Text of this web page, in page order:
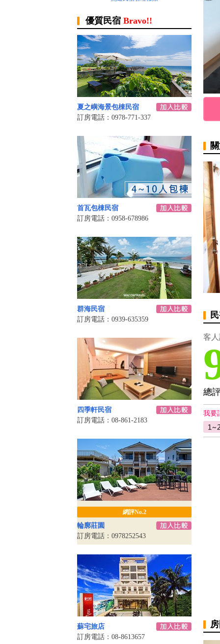
優質民宿 Bravo!!
夏之嶼海景包棟民宿
訂房電話：0978-771-337
首瓦包棟民宿
訂房電話：0958-678986
群海民宿
訂房電話：0939-635359
四季軒民宿
訂房電話：08-861-2183
網評No.2
輪廓莊園
訂房電話：0978252543
蘇宅旅店
訂房電話：08-8613657
客
總
我要